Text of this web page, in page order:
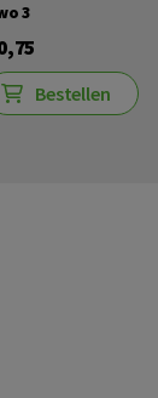
3
Bestellen